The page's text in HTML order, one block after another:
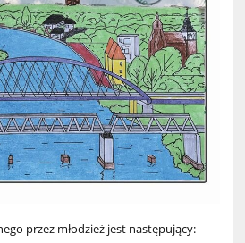
przez młodzież jest następujący: